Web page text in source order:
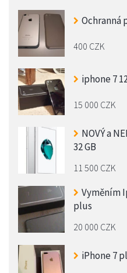
Ochranná
400 CZK
iphone 7
15 000 CZK
NOVÝ a
32 GB
11 500 CZK
Vyměním
plus
20 000 CZK
iPhone 7